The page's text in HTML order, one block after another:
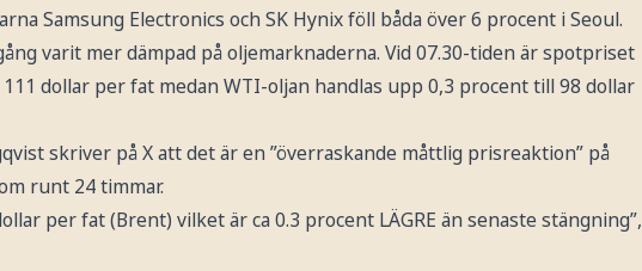
Samsung Electronics och SK Hynix föll båda över 6 procent i Seoul.
varit mer dämpad på oljemarknaderna. Vid 07.30-tiden är spotpriset
dollar per fat medan WTI-oljan handlas upp 0,3 procent till 98 dollar
skriver på X att det är en ”överraskande måttlig prisreaktion” på
runt 24 timmar.
per fat (Brent) vilket är ca 0.3 procent LÄGRE än senaste stängning”,